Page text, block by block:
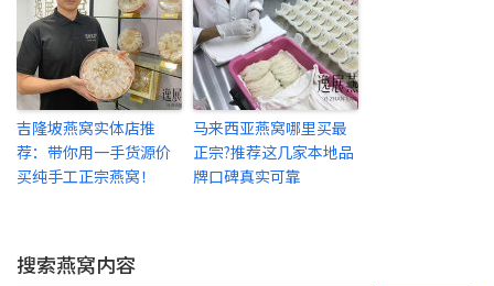
吉隆坡燕窝实体店推
荐：带你用一手货源价
买纯手工正宗燕窝！
马来西亚燕窝哪里买最
正宗?推荐这几家本地品
牌口碑真实可靠
搜索燕窝内容